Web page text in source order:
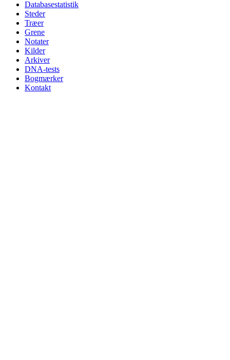
Databasestatistik
Steder
Træer
Grene
Notater
Kilder
Arkiver
DNA-tests
Bogmærker
Kontakt